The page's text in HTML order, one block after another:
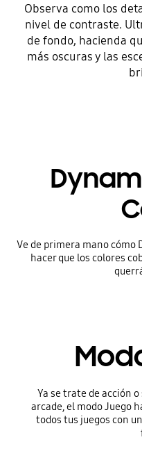
Observa como los
nivel de contraste.
de fondo, hacienda
más oscuras y las
Ve de primera mano cómo
hacer que los colores
Ya se trate de acción
arcade, el modo Juego
todos tus juegos con